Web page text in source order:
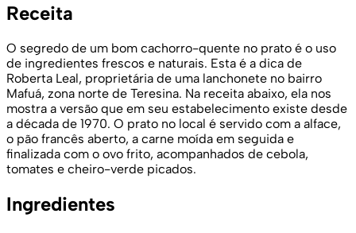
Receita
O segredo de um bom cachorro-quente no prato é o uso
de ingredientes frescos e naturais. Esta é a dica de
Roberta Leal, proprietária de uma lanchonete no bairro
Mafuá, zona norte de Teresina. Na receita abaixo, ela nos
mostra a versão que em seu estabelecimento existe desde
a década de 1970. O prato no local é servido com a alface,
o pão francês aberto, a carne moída em seguida e
finalizada com o ovo frito, acompanhados de cebola,
tomates e cheiro-verde picados.
Ingredientes